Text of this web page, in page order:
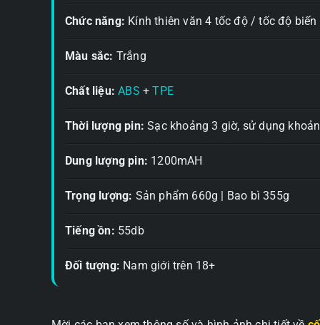
Chức năng: Kính thiên văn 4 tốc độ / tốc độ
Màu sắc: Trắng
Chất liệu: ABS +TPE
Thời lượng pin: Sạc khoảng 3 giờ, sử dụng
Dung lượng pin: 1200mAH
Trọng lượng: Sản phẩm 660g | Bao bì 355g
Tiếng ồn: 55db
Đối tượng: Nam giới trên 18+